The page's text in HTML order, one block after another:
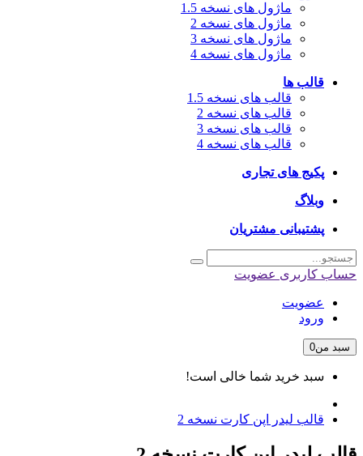
ماژول های نسخه 1.5
ماژول های نسخه 2
ماژول های نسخه 3
ماژول های نسخه 4
قالب ها
قالب های نسخه 1.5
قالب های نسخه 2
قالب های نسخه 3
قالب های نسخه 4
پکیج های تجاری
وبلاگ
پشتیبانی مشتریان
کاربری عضویت
عضویت
ورود
من0
سبد خرید شما خالی است!
قالب لیدر اپن کارت نسخه 2